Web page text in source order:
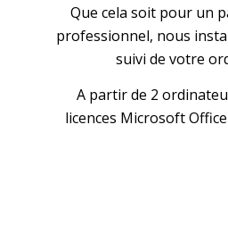
Que cela soit pour un
professionnel, nous
suivi de votre
A partir de 2
licences Microsoft